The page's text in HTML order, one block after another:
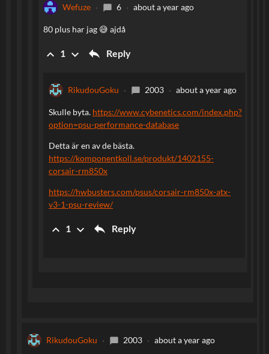
Wefuze chat_bubble 6 about a year ago
80 plus har jag 😅 ajdå
keyboard_arrow_up 1 keyboard_arrow_down reply Reply
RikudouGoku chat_bubble 2003 about a year ago
Skulle byta. https://www.cybenetics.com/index.php?
option=psu-performance-database
Detta är en av de bästa.
https://komponentkoll.se/produkt/1402155-
corsair-rm850x
https://hwbusters.com/psus/corsair-rm850x-atx-
v3-1-psu-review/
keyboard_arrow_up 1 keyboard_arrow_down reply Reply
RikudouGoku chat_bubble 2003 about a year ago